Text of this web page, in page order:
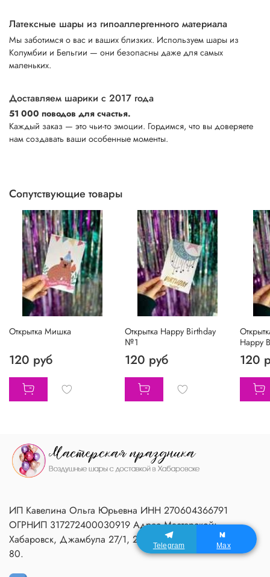
Латексные шары из гипоаллергенного материала
Мы заботимся о вас и ваших близких. Используем шары из
Колумбии и Бельгии — они безопасны даже для самых
маленьких.
Доставляем шарики с 2017 года
51 000 поводов для счастья.
Каждый заказ — это чьи-то эмоции. Гордимся, что вы доверяете
нам создавать ваши особенные моменты.
Сопутствующие товары
Открытка Мишка
120 руб
Открытка Happy Birthday
№1
120 руб
Happy
120
ИП Кавелина Ольга Юрьевна ИНН 270604366791
ОГРНИП 317272400030919 Адрес Мастерской:
Хабаровск, Джамбула 27/1, 2 подъезд, 1 этаж, домофон
80.
Telegram Max